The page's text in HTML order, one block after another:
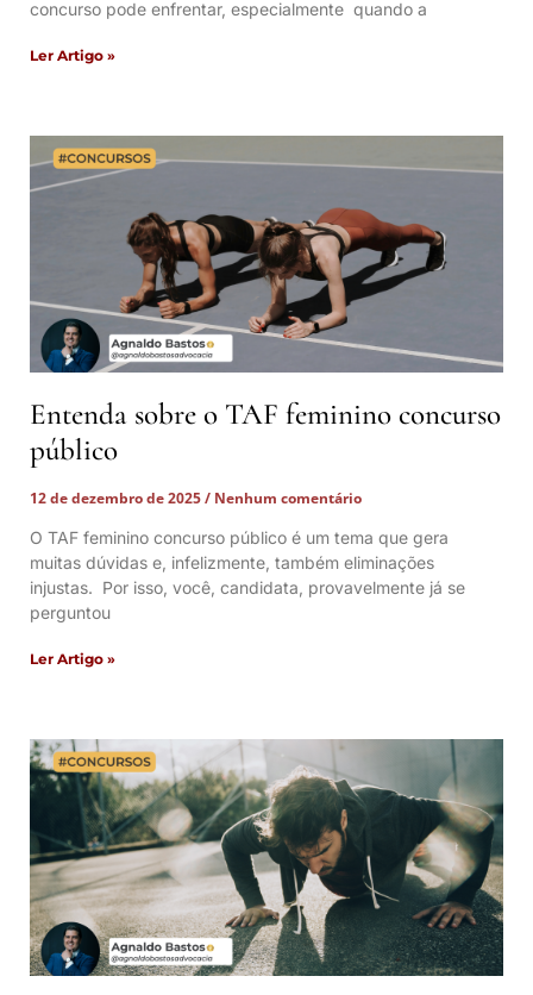
concurso pode enfrentar, especialmente quando a
Ler Artigo »
Entenda sobre o TAF feminino concurso
público
12 de dezembro de 2025
Nenhum comentário
O TAF feminino concurso público é um tema que gera
muitas dúvidas e, infelizmente, também eliminações
injustas. Por isso, você, candidata, provavelmente já se
perguntou
Ler Artigo »